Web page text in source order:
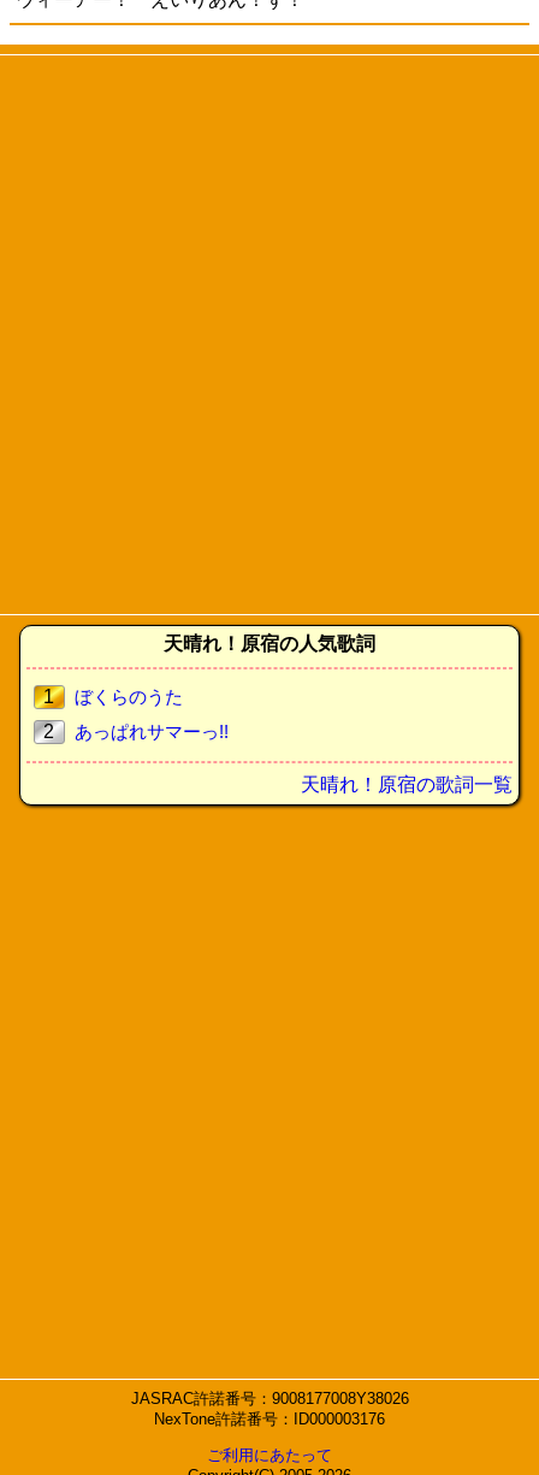
天晴れ！原宿の人気歌詞
1
ぼくらのうた
2
あっぱれサマーっ!!
天晴れ！原宿の歌詞一覧
JASRAC許諾番号：9008177008Y38026
NexTone許諾番号：ID000003176
ご利用にあたって